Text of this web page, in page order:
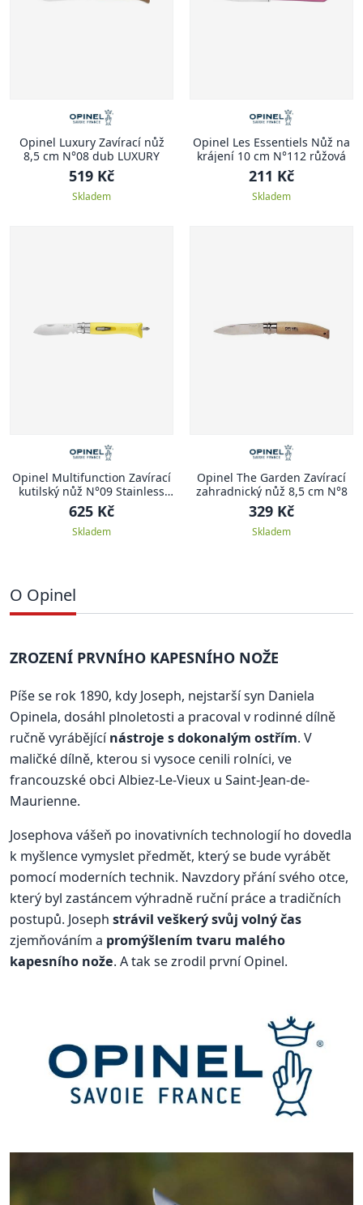
Opinel Luxury Zavírací nůž
8,5 cm N°08 dub LUXURY
519 Kč
Skladem
Opinel Les Essentiels Nůž na
krájení 10 cm N°112 růžová
211 Kč
Skladem
Opinel Multifunction Zavírací
kutilský nůž N°09 Stainless
Steel, DIY žlutý, blistr - Opinel
625 Kč
Skladem
Opinel The Garden Zavírací
zahradnický nůž 8,5 cm N°8
329 Kč
Skladem
O Opinel
ZROZENÍ PRVNÍHO KAPESNÍHO NOŽE
Píše se rok 1890, kdy Joseph, nejstarší syn Daniela
Opinela, dosáhl plnoletosti a pracoval v rodinné dílně
ručně vyrábějícínástroje s dokonalým ostřím. V
maličké dílně, kterou si vysoce cenili rolníci, ve
francouzské obci Albiez-Le-Vieux u Saint-Jean-de-
Maurienne.
Josephova vášeň po inovativních technologií ho dovedla
k myšlence vymyslet předmět, který se bude vyrábět
pomocí moderních technik. Navzdory přání svého otce,
který byl zastáncem výhradně ruční práce a tradičních
postupů. Joseph strávil veškerý svůj volný čas
zjemňováním a promýšlením tvaru malého
kapesního nože. A tak se zrodil první Opinel.